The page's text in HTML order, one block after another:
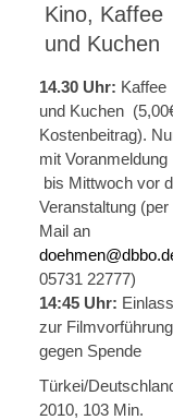
Kino, Kaffee
und Kuchen
14.30 Uhr: Kaffee
und Kuchen
Kostenbeitrag).
mit Voranmeldung
bis Mittwoch vor
Veranstaltung (per
Mail an
05731 22777)
14:45 Uhr: Einlass
zur Filmvorführung
gegen Spende
Türkei/
2010, 103 Min.